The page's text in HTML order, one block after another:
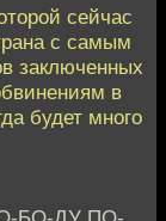
сейчас
с самым
заключенных
в
будет много